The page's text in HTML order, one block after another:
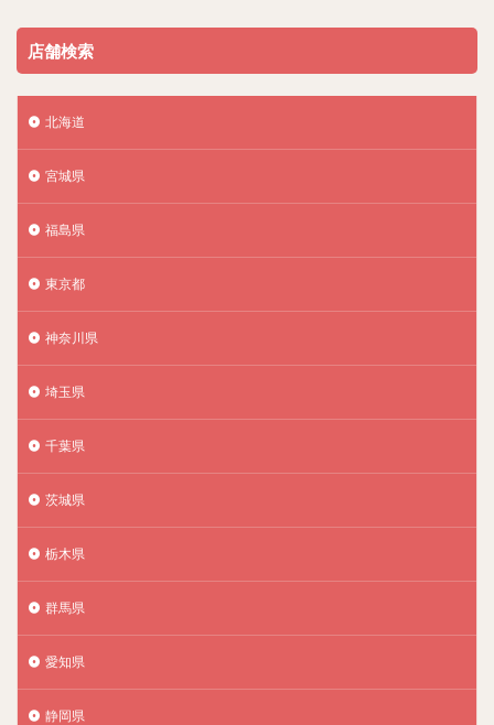
店舗検索
北海道
宮城県
福島県
東京都
神奈川県
埼玉県
千葉県
茨城県
栃木県
群馬県
愛知県
静岡県